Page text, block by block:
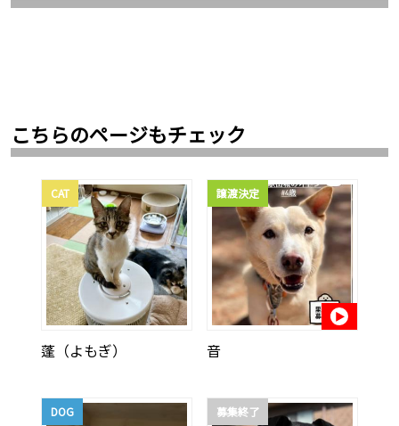
こちらのページもチェック
CAT
蓬（よもぎ）
譲渡決定
音
DOG 募集終了